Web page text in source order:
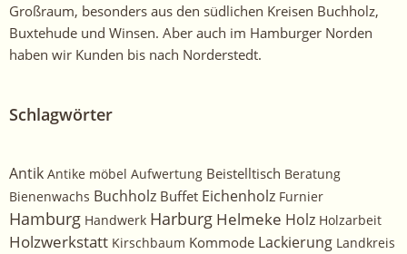
Großraum, besonders aus den südlichen Kreisen Buchholz,
Buxtehude und Winsen. Aber auch im Hamburger Norden
haben wir Kunden bis nach Norderstedt.
Schlagwörter
Antik Antike möbel Aufwertung Beistelltisch Beratung
Bienenwachs Buchholz Buffet Eichenholz Furnier
Hamburg Handwerk Harburg Helmeke Holz Holzarbeit
Holzwerkstatt Kirschbaum Kommode Lackierung Landkreis